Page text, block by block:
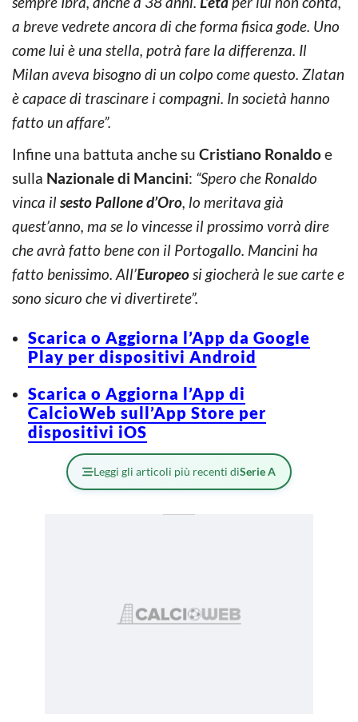
a breve vedrete ancora di che forma fisica gode. Uno
come lui è una stella, potrà fare la differenza. Il
Milan aveva bisogno di un colpo come questo. Zlatan
è capace di trascinare i compagni. In società hanno
fatto un affare”.
Infine una battuta anche su Cristiano Ronaldoe
sulla Nazionale di Mancini: “Spero che Ronaldo
vinca ilsesto Pallone d’Oro, lo meritava già
quest’anno, ma se lo vincesse il prossimo vorrà dire
che avrà fatto bene con il Portogallo. Mancini ha
fatto benissimo. All’Europeosi giocherà le sue carte e
sono sicuro che vi divertirete”.
Scarica o Aggiorna l’App da Google
Play per dispositivi Android
Scarica o Aggiorna l’App di
CalcioWeb sull’App Store per
dispositivi iOS
Leggi gli articoli più recenti diSerie A